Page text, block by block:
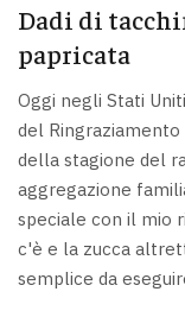
Dadi di
papricata
Oggi negli Stati
del
della stagione del
aggregazione
speciale con il mio
c'è e la zucca
semplice da